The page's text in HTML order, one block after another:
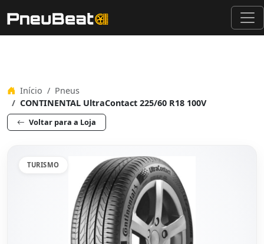
Início
Pneus
CONTINENTAL UltraContact 225/60 R18 100V
Voltar para a Loja
TURISMO